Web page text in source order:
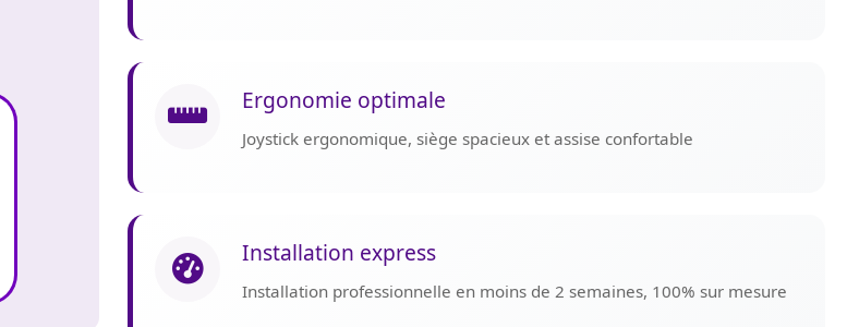
Ergonomie optimale
Joystick ergonomique, siège spacieux et assise confortable
Installation express
Installation professionnelle en moins de 2 semaines, 100% sur mesure